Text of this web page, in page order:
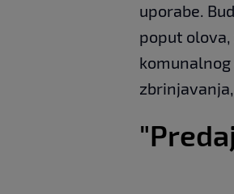
uporabe.
poput